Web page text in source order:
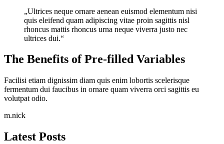
„Ultrices neque ornare aenean euismod elementum nisi
quis eleifend quam adipiscing vitae proin sagittis nisl
rhoncus mattis rhoncus urna neque viverra justo nec
ultrices dui.“
The Benefits of Pre-filled Variables
Facilisi etiam dignissim diam quis enim lobortis scelerisque
fermentum dui faucibus in ornare quam viverra orci sagittis eu
volutpat odio.
m.nick
Latest Posts